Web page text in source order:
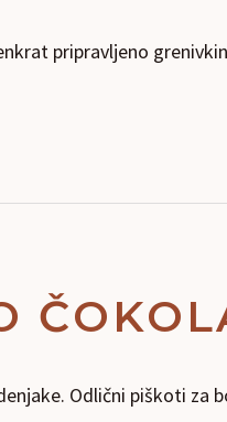
pripravljeno
Odlični piškoti za